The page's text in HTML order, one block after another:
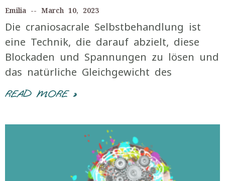
Emilia March 10, 2023
Die craniosacrale Selbstbehandlung ist
eine Technik, die darauf abzielt, diese
Blockaden und Spannungen zu lösen und
das natürliche Gleichgewicht des
READ MORE »